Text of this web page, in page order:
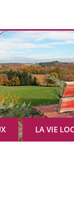
LA VIE